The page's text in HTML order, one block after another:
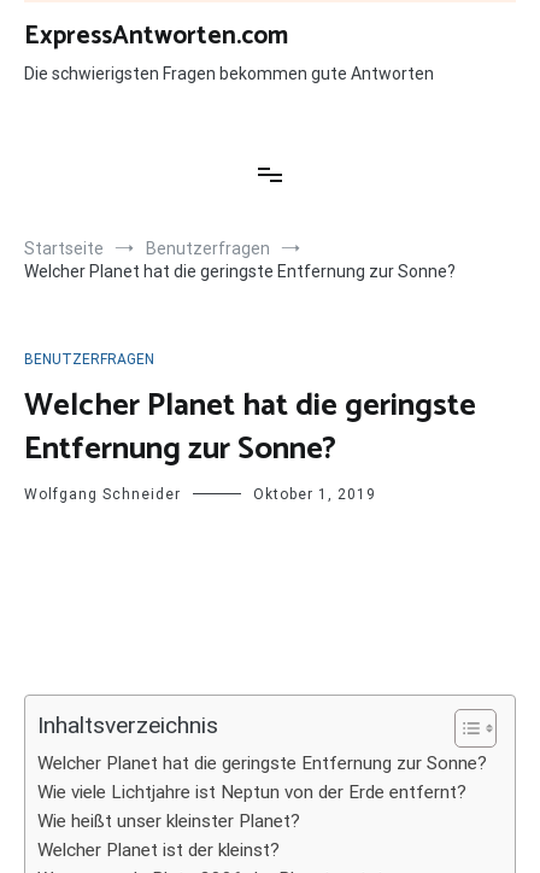
Zum
Inhalt
springen
ExpressAntworten.com
Die schwierigsten Fragen bekommen gute Antworten
Startseite
Benutzerfragen
Welcher Planet hat die geringste Entfernung zur Sonne?
BENUTZERFRAGEN
Welcher Planet hat die geringste
Entfernung zur Sonne?
Wolfgang Schneider Oktober 1, 2019
Inhaltsverzeichnis
Welcher Planet hat die geringste Entfernung zur Sonne?
Wie viele Lichtjahre ist Neptun von der Erde entfernt?
Wie heißt unser kleinster Planet?
Welcher Planet ist der kleinst?